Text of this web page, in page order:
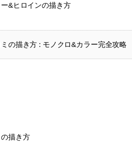
ー&ヒロインの描き方
の描き方 : モノクロ&カラー完全攻略
描き方